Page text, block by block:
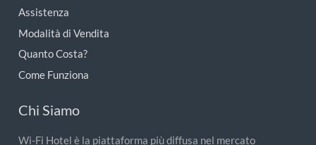
Assistenza
Modalità di Vendita
Quanto Costa?
Come Funziona
Chi Siamo
Wi-Fi Hotel è la piattaforma più diffusa nel mercato